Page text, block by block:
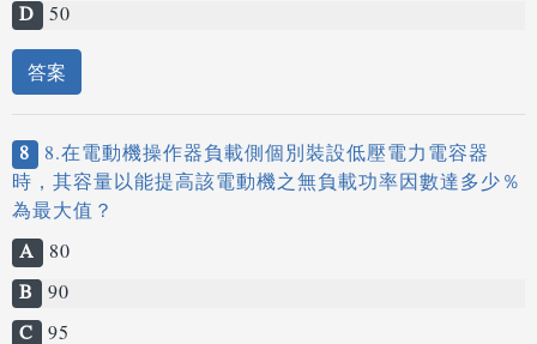
D 50
答案
8 8.在電動機操作器負載側個別裝設低壓電力電容器
時，其容量以能提高該電動機之無負載功率因數達多少％
為最大值？
A 80
B 90
C 95